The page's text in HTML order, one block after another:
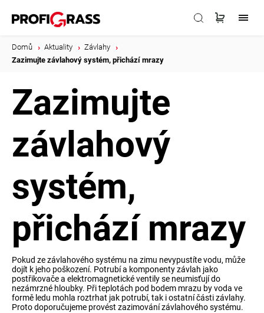
Domů Aktuality Závlahy
Zazimujte závlahový systém, přichází mrazy
Zazimujte
závlahový
systém,
přichází mrazy
Pokud ze závlahového systému na zimu nevypustíte vodu, může
dojít k jeho poškození. Potrubí a komponenty závlah jako
postřikovače a elektromagnetické ventily se neumisťují do
nezámrzné hloubky. Při teplotách pod bodem mrazu by voda ve
formě ledu mohla roztrhat jak potrubí, tak i ostatní části závlahy.
Proto doporučujeme provést zazimování závlahového systému.